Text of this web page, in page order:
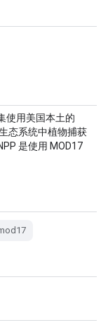
使用美国本土的
态系统中植物捕获
是使用 MOD17